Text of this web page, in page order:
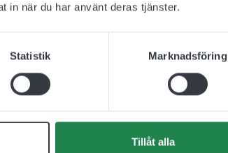
in när du har använt deras tjänster.
Statistik Marknadsföring
Tillåt alla